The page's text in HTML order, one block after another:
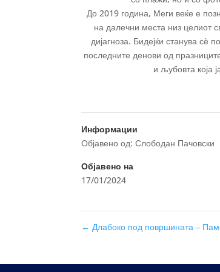
До 2019 година, Меги веќе е
на далечни места низ целиот
дијагноза. Бидејќи станува сѐ
последните денови од
и љубовта која
Информации
Објавено од: Слободан Пачовски
Објавено на
17/01/2024
← Длабоко под површината –